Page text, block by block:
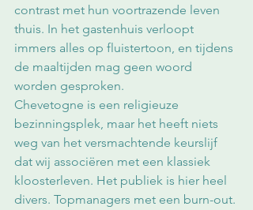
contrast met hun voortrazende leven
thuis. In het gastenhuis verloopt
immers alles op fluistertoon, en tijdens
de maaltijden mag geen woord
worden gesproken.
Chevetogne is een religieuze
bezinningsplek, maar het heeft niets
weg van het versmachtende keurslijf
dat wij associëren met een klassiek
kloosterleven. Het publiek is hier heel
divers. Topmanagers met een burn-out.